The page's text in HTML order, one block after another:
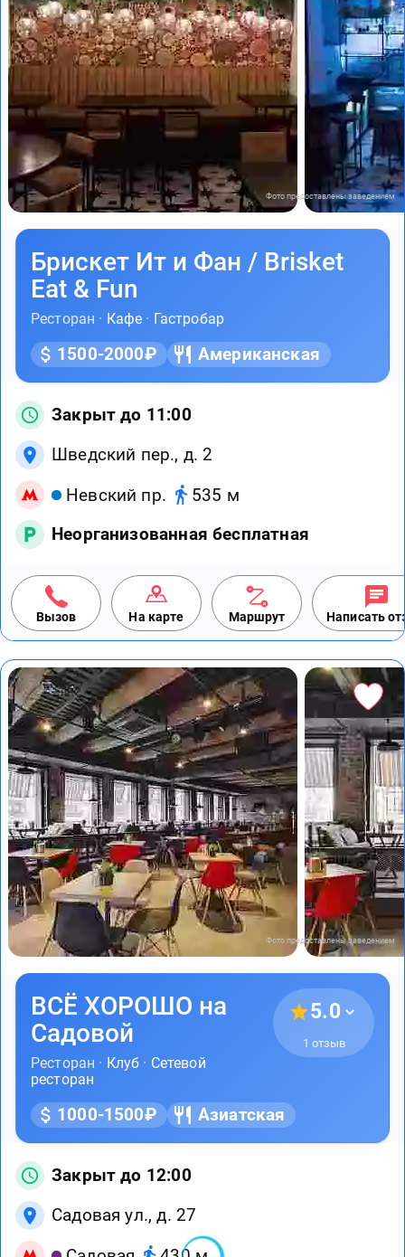
Фото предоставлены заведением
Брискет Ит и Фан / Brisket
Eat & Fun
Ресторан · Кафе · Гастробар
1500-2000₽ Американская
Закрыт до 11:00
Шведский пер., д. 2
Невский пр.
535 м
Неорганизованная бесплатная
Вызов На карте Маршрут Написать
Фото предоставлены заведением
ВСЁ ХОРОШО на
Садовой
Ресторан · Клуб · Сетевой
ресторан
5.0
1 отзыв
1000-1500₽ Азиатская
Закрыт до 12:00
Садовая ул., д. 27